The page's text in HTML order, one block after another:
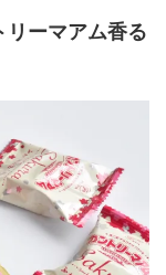
リーマアム香る